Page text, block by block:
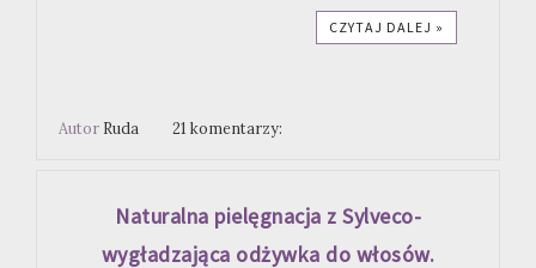
CZYTAJ DALEJ »
Autor Ruda 21 komentarzy:
Naturalna pielęgnacja z Sylveco-
wygładzająca odżywka do włosów.